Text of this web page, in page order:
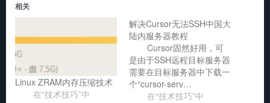
相关
Linux ZRAM内存压缩技术
在“技术技巧”中
解决Cursor无法SSH中国大
陆内服务器教程
Cursor固然好用，可
是由于SSH远程目标服务器
需要在目标服务器中下载一
个“cursor-serv…
在“技术技巧”中